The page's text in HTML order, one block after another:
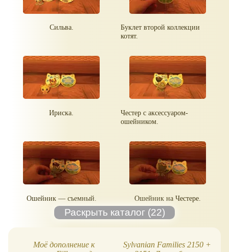
Сильва.
Буклет второй коллекции
котят.
Ириска.
Честер с аксессуаром-
ошейником.
Ошейник — съемный. Ошейник на Честере.
Моё дополнение к
Sylvanian Families 2150 +